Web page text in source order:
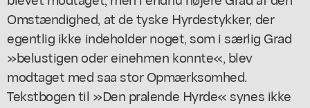
Omstændighed, at de tyske Hyrdestykker, der
egentlig ikke indeholder noget, som i særlig Grad
»belustigen oder einehmen konnte«, blev
modtaget med saa stor Opmærksomhed.
Tekstbogen til »Den pralende Hyrde« synes ikke